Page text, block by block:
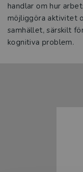
handlar om hur
möjliggöra aktivitet
samhället, särskilt
kognitiva problem.